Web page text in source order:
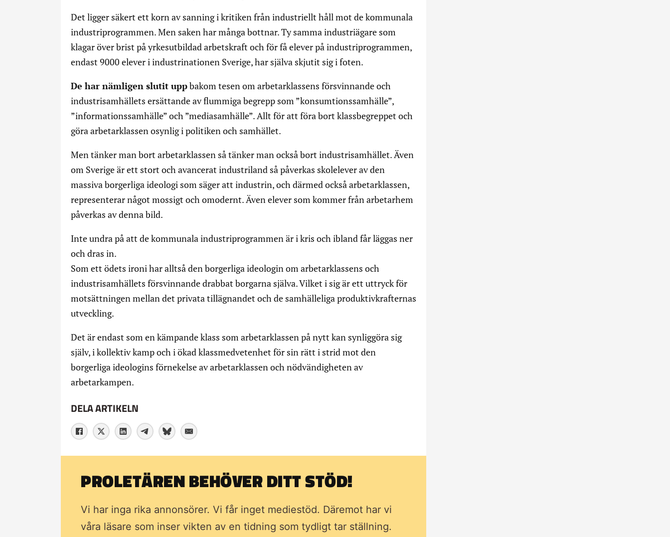
Det ligger säkert ett korn av sanning i kritiken från industriellt håll mot de kommunala
industriprogrammen. Men saken har många bottnar. Ty samma industriägare som
klagar över brist på yrkesutbildad arbetskraft och för få elever på industriprogrammen,
endast 9000 elever i industrinationen Sverige, har själva skjutit sig i foten.
De har nämligen slutit uppbakom tesen om arbetarklassens försvinnande och
industrisamhällets ersättande av flummiga begrepp som ”konsumtionssamhälle”,
”informationssamhälle” och ”mediasamhälle”. Allt för att föra bort klassbegreppet och
göra arbetarklassen osynlig i politiken och samhället.
Men tänker man bort arbetarklassen så tänker man också bort industrisamhället. Även
om Sverige är ett stort och avancerat industriland så påverkas skolelever av den
massiva borgerliga ideologi som säger att industrin, och därmed också arbetarklassen,
representerar något mossigt och omodernt. Även elever som kommer från arbetarhem
påverkas av denna bild.
Inte undra på att de kommunala industriprogrammen är i kris och ibland får läggas ner
och dras in.
Som ett ödets ironi har alltså den borgerliga ideologin om arbetarklassens och
industrisamhällets försvinnande drabbat borgarna själva. Vilket i sig är ett uttryck för
motsättningen mellan det privata tillägnandet och de samhälleliga produktivkrafternas
utveckling.
Det är endast som en kämpande klass som arbetarklassen på nytt kan synliggöra sig
själv, i kollektiv kamp och i ökad klassmedvetenhet för sin rätt i strid mot den
borgerliga ideologins förnekelse av arbetarklassen och nödvändigheten av
arbetarkampen.
DELA ARTIKELN
PROLETÄREN BEHÖVER DITT STÖD!
Vi har inga rika annonsörer. Vi får inget mediestöd. Däremot har vi
våra läsare som inser vikten av en tidning som tydligt tar ställning.